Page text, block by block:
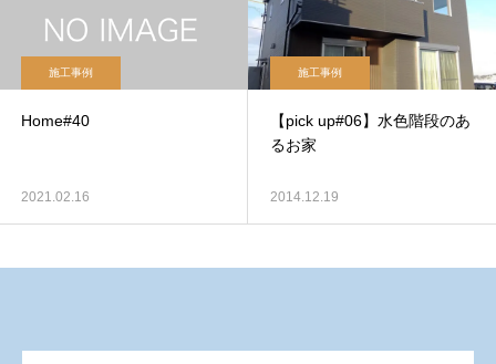
施工事例
Home#40
2021.02.16
施工事例
【pick up#06】水色階段のあ
るお家
2014.12.19